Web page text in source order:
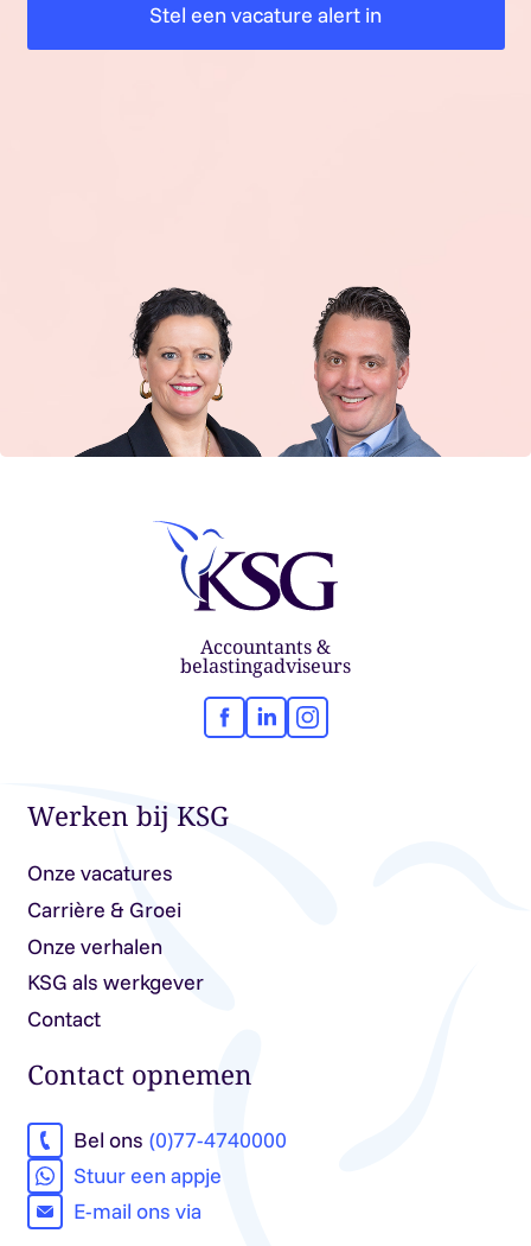
Stel een vacature alert in
Accountants &
belastingadviseurs
Facebook
LinkedInInstagram
Werken bij KSG
Onze vacatures
Carrière & Groei
Onze verhalen
KSG als werkgever
Contact
Contact opnemen
Bel ons (0)77-4740000
Stuur een appje
E-mail ons via